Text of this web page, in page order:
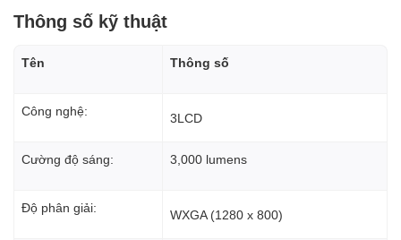
Thông số kỹ thuật
Tên Thông số
Công nghệ: 3LCD
Cường độ sáng: 3,000 lumens
Độ phân giải: WXGA (1280 x 800)